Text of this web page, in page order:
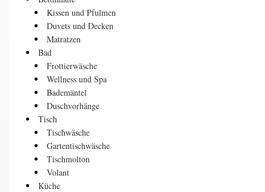
Kissen und Pfulmen
Duvets und Decken
Matratzen
Bad
Frottierwäsche
Wellness und Spa
Bademäntel
Duschvorhänge
Tisch
Tischwäsche
Gartentischwäsche
Tischmolton
Volant
Küche